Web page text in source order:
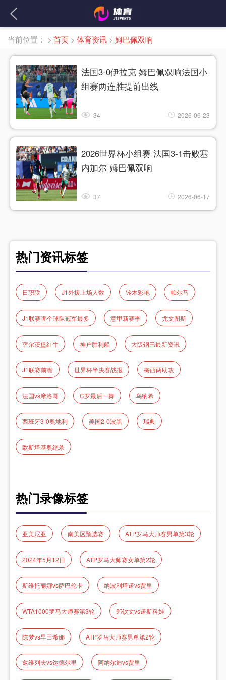
当前位置： > 首页 > 体育资讯 > 姆巴佩双响
法国3-0伊拉克 姆巴佩双响法国小
组赛两连胜提前出线
34 2026-06-23
2026世界杯小组赛 法国3-1击败塞
内加尔 姆巴佩双响
37 2026-06-17
热门资讯标签
日职联 J1外援上场人数 铃木彩艳 帕尔马
J1联赛哪个球队冠军最多 意甲新赛季 尤文图斯
萨尔茨堡红牛 神户胜利船 大阪钢巴最新资讯
J1联赛前瞻 世界杯半决赛战报 梅西两助攻
法国vs摩洛哥 C罗最后一舞 乌纳希
西班牙3-0奥地利 美国2-0波黑 瑞典
欧斯塔基奥绝杀
热门录像标签
亚美尼亚 南美区预选赛 ATP罗马大师赛男单第3轮
2024年5月12日 ATP罗马大师赛女单第2轮
斯维托丽娜vs萨巴伦卡 纳波利塔诺vs贾里
WTA1000罗马大师赛第3轮 郑钦文vs诺斯科娃
陈梦vs早田希娜 ATP罗马大师赛男单第2轮
兹维列夫vs达德尔里 阿纳尔迪vs贾里